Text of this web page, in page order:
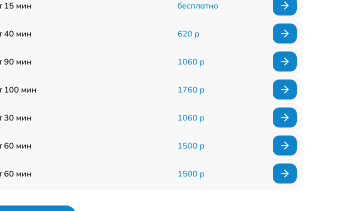
15 мин бесплатно
40 мин 620 р
90 мин 1060 р
100 мин 1760 р
30 мин 1060 р
60 мин 1500 р
60 мин 1500 р